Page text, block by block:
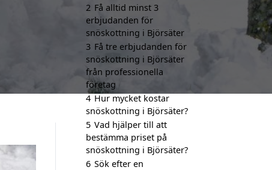
2 Få alltid minst 3
erbjudanden för
snöskottning i Björsäter
3 Få tre erbjudanden för
snöskottning i Björsäter
från professionella
företag
4 Hur mycket kostar
snöskottning i Björsäter?
5 Vad hjälper till att
bestämma priset på
snöskottning i Björsäter?
6 Sök efter en